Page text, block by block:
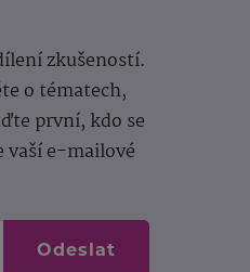
zkušeností.
o tématech,
první, kdo se
vaší e-mailové
Odeslat